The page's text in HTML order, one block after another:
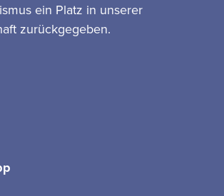
ein Platz in unserer
zurückgegeben.